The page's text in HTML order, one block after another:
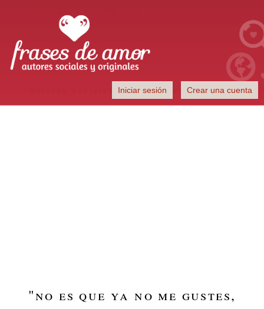
Autores sociales y originales
Iniciar sesión Crear una cuenta
"no es que ya no me gustes,